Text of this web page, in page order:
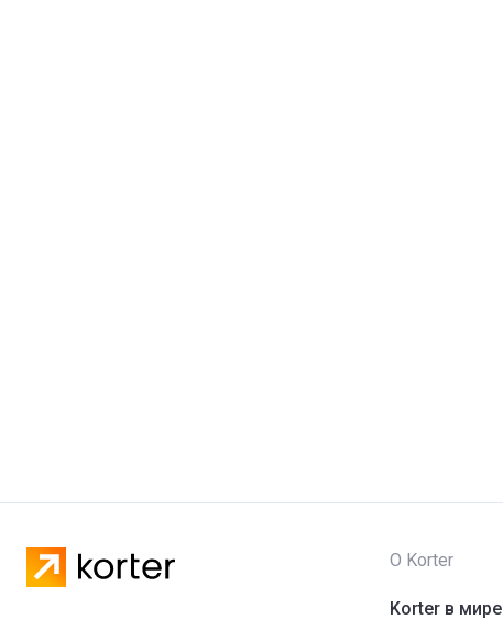
О Korter
Korter в мире